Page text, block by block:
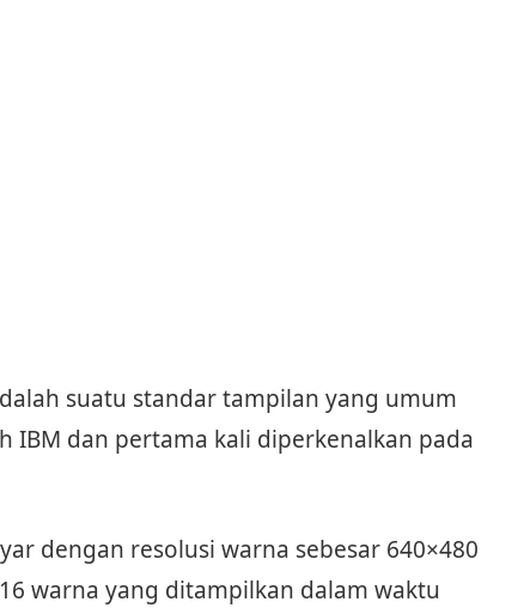
suatu standar tampilan yang umum
IBM dan pertama kali diperkenalkan pada
dengan resolusi warna sebesar 640×480
warna yang ditampilkan dalam waktu